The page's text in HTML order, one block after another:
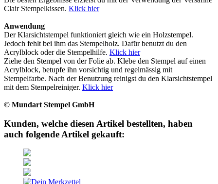
Clair Stempelkissen. Klick hier
Anwendung
Der Klarsichtstempel funktioniert gleich wie ein Holzstempel.
Jedoch fehlt bei ihm das Stempelholz. Dafür benutzt du den
Acrylblock oder die Stempelhilfe. Klick hier
Ziehe den Stempel von der Folie ab. Klebe den Stempel auf einen
Acrylblock, betupfe ihn vorsichtig und regelmässig mit
Stempelfarbe. Nach der Benutzung reinigst du den Klarsichtstempel
mit dem Stempelreiniger. Klick hier
​© Mundart Stempel GmbH
Kunden, welche diesen Artikel bestellten, haben
auch folgende Artikel gekauft: